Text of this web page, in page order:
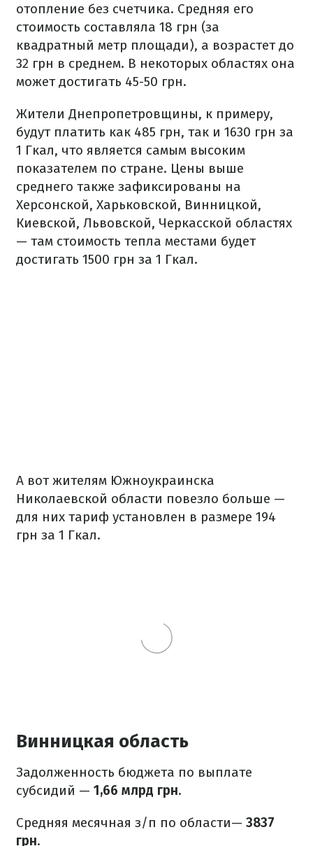
отопление без счетчика. Средняя его
стоимость составляла 18 грн (за
квадратный метр площади), а возрастет до
32 грн в среднем. В некоторых областях она
может достигать 45-50 грн.
Жители Днепропетровщины, к примеру,
будут платить как 485 грн, так и 1630 грн за
1 Гкал, что является самым высоким
показателем по стране. Цены выше
среднего также зафиксированы на
Херсонской, Харьковской, Винницкой,
Киевской, Львовской, Черкасской областях
— там стоимость тепла местами будет
достигать 1500 грн за 1 Гкал.
А вот жителям Южноукраинска
Николаевской области повезло больше —
для них тариф установлен в размере 194
грн за 1 Гкал.
Винницкая область
Задолженность бюджета по выплате
субсидий — 1,66 млрд грн.
Средняя месячная з/п по области— 3837
грн.